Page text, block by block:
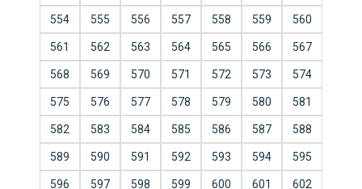
554 555 556 557 558 559 560
561 562 563 564 565 566 567
568 569 570 571 572 573 574
575 576 577 578 579 580 581
582 583 584 585 586 587 588
589 590 591 592 593 594 595
596 597 598 599 600 601 602